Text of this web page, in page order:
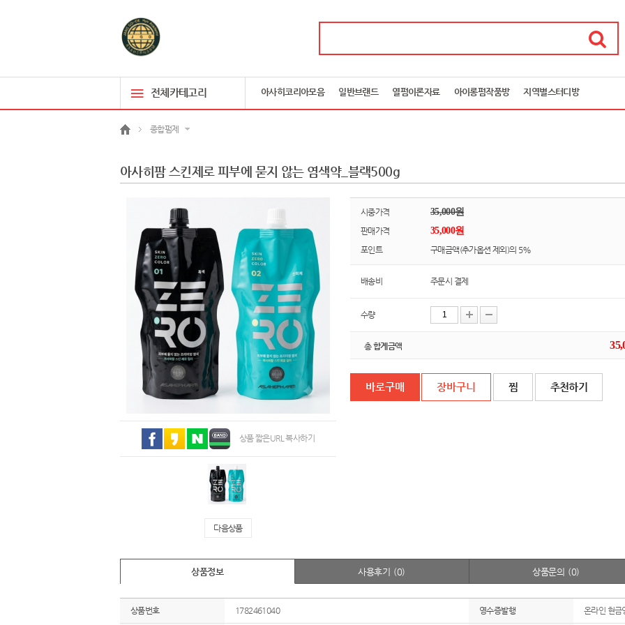
전체카테고리 아사히코리아모음 일반브랜드 열펌이론자료 아이롱펌작품방 지역별스터디방
종합펌제
아사히팜 스킨제로 피부에 묻지 않는 염색약_블랙500g
상품 짧은URL 복사하기
다음상품
시중가격 35,000원
판매가격 35,000원
포인트 구매금액(추가옵션 제외)의 5%
배송비 주문시 결제
수량
총 합계금액
찜 추천하기
상품정보 사용후기 (0) 상품문의 (0)
상품번호 1782461040 영수증발행 온라인 현금